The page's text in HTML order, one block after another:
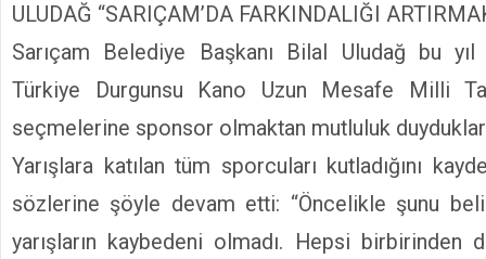
ULUDAĞ “SARIÇAM’DA FARKINDALIĞI
Sarıçam Belediye Başkanı Bilal Uludağ bu
Türkiye Durgunsu Kano Uzun Mesafe Milli
seçmelerine sponsor olmaktan mutluluk
Yarışlara katılan tüm sporcuları kutladığını
sözlerine şöyle devam etti: “Öncelikle şunu
yarışların kaybedeni olmadı. Hepsi birbirinden